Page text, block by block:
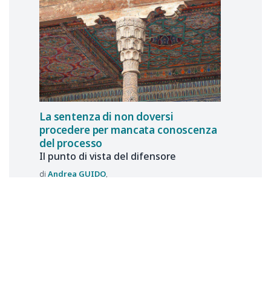
La sentenza di non doversi
procedere per mancata conoscenza
del processo
Il punto di vista del difensore
Andrea GUIDO